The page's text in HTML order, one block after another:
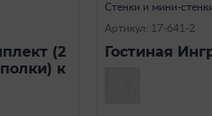
(2
к
Стенки и мини-
Артикул: 17-641-2
Гостиная